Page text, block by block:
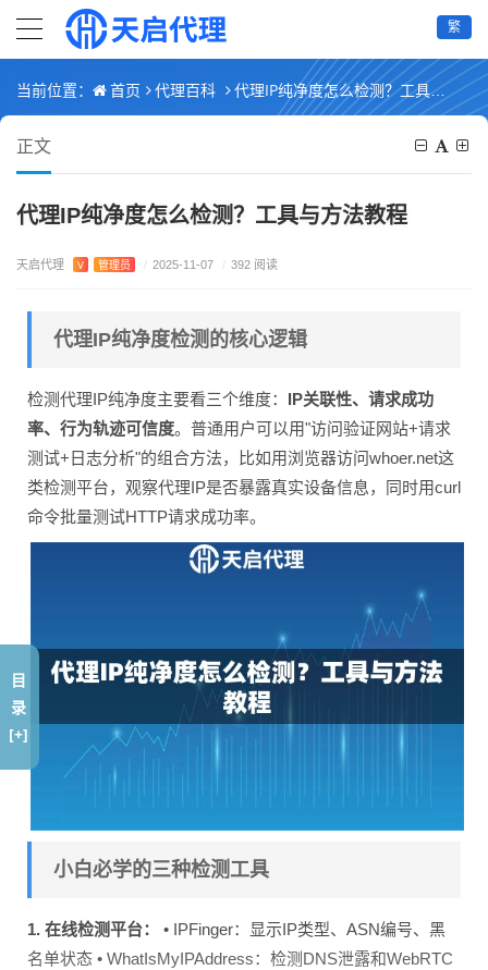
繁
当前位置： 首页 代理百科 代理IP纯净度怎么检测？工具与方法教程
正文
代理IP纯净度怎么检测？工具与方法教程
天启代理 V 管理员 / 2025-11-07 / 392 阅读
代理IP纯净度检测的核心逻辑
检测代理IP纯净度主要看三个维度： IP关联性、请求成功
率、行为轨迹可信度。普通用户可以用"访问验证网站+请求
测试+日志分析"的组合方法，比如用浏览器访问whoer.net这
类检测平台，观察代理IP是否暴露真实设备信息，同时用curl
命令批量测试HTTP请求成功率。
小白必学的三种检测工具
1. 在线检测平台：
• IPFinger：显示IP类型、ASN编号、黑
名单状态 • WhatIsMyIPAddress：检测DNS泄露和WebRTC
目
录
[+]